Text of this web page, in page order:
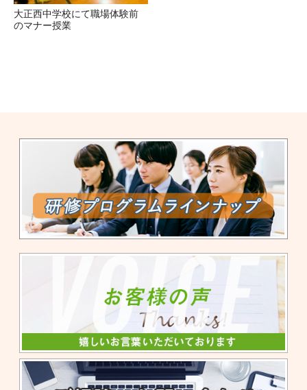
大正西中学校にて職場体験前
のマナー授業